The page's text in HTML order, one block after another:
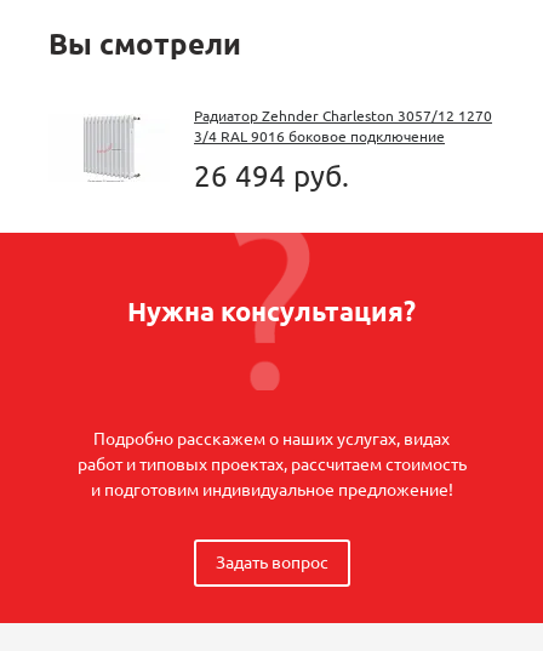
Вы смотрели
Радиатор Zehnder Charleston 3057/12 1270
3/4 RAL 9016 боковое подключение
26 494 руб.
Нужна консультация?
Подробно расскажем о наших услугах, видах
работ и типовых проектах, рассчитаем стоимость
и подготовим индивидуальное предложение!
Задать вопрос